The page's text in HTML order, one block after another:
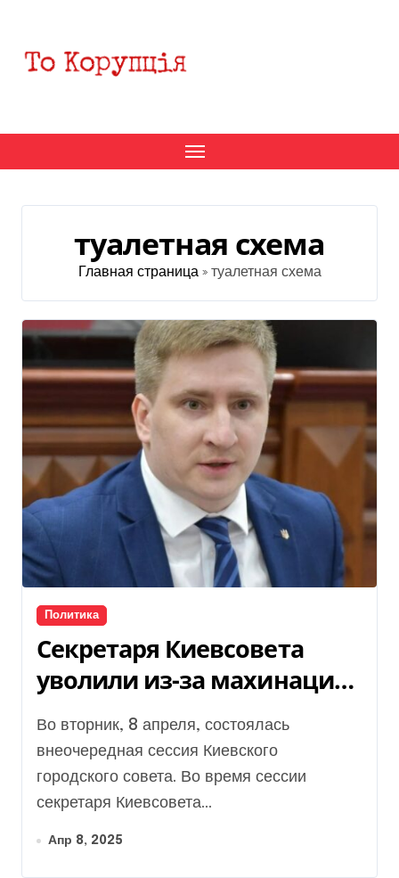
содержанию
туалетная схема
Главная страница» туалетная схема
Политика
Секретаря Киевсовета
уволили из-за махинаций
с землей
Во вторник, 8 апреля, состоялась
внеочередная сессия Киевского
городского совета. Во время сессии
секретаря Киевсовета...
Апр 8, 2025